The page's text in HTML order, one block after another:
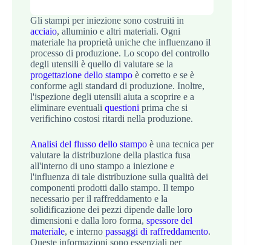
Gli stampi per iniezione sono costruiti in
acciaio, alluminio e altri materiali. Ogni
materiale ha proprietà uniche che influenzano il
processo di produzione. Lo scopo del controllo
degli utensili è quello di valutare se la
progettazione dello stampo è corretto e se è
conforme agli standard di produzione. Inoltre,
l'ispezione degli utensili aiuta a scoprire e a
eliminare eventuali questioni prima che si
verifichino costosi ritardi nella produzione.
Analisi del flusso dello stampo è una tecnica per
valutare la distribuzione della plastica fusa
all'interno di uno stampo a iniezione e
l'influenza di tale distribuzione sulla qualità dei
componenti prodotti dallo stampo. Il tempo
necessario per il raffreddamento e la
solidificazione dei pezzi dipende dalle loro
dimensioni e dalla loro forma, spessore del
materiale, e interno passaggi di raffreddamento.
Queste informazioni sono essenziali per